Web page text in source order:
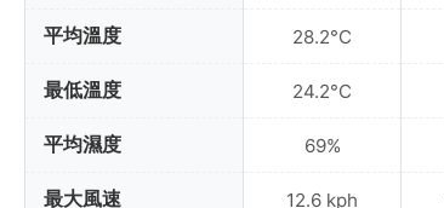
平均溫度
最低溫度
平均濕度
最大風速
28.2°C
24.2°C
69%
12.6 kph